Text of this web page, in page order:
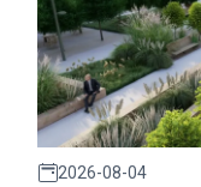
2026-08-04